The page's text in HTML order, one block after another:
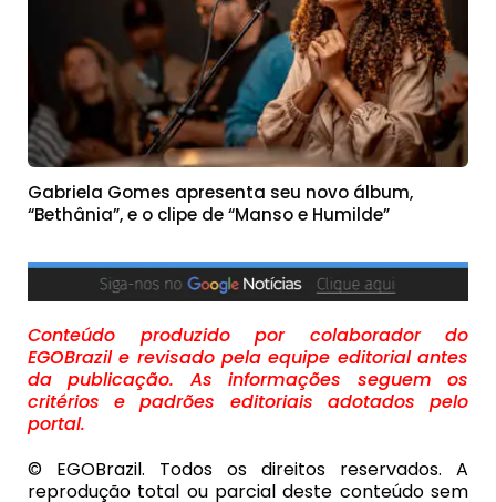
Gabriela Gomes apresenta seu novo álbum,
“Bethânia”, e o clipe de “Manso e Humilde”
Conteúdo produzido por colaborador do
EGOBrazil e revisado pela equipe editorial antes
da publicação. As informações seguem os
critérios e padrões editoriais adotados pelo
portal.
© EGOBrazil. Todos os direitos reservados. A
reprodução total ou parcial deste conteúdo sem